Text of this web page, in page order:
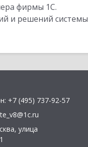
фирмы 1С.
и решений
+7 (495) 737-92-57
, улица